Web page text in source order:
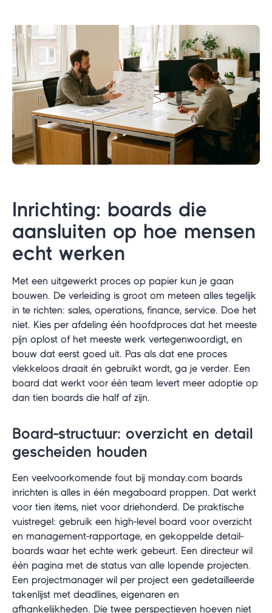
Inrichting: boards die
aansluiten op hoe mensen
echt werken
Met een uitgewerkt proces op papier kun je gaan
bouwen. De verleiding is groot om meteen alles tegelijk
in te richten: sales, operations, finance, service. Doe het
niet. Kies per afdeling één hoofdproces dat het meeste
pijn oplost of het meeste werk vertegenwoordigt, en
bouw dat eerst goed uit. Pas als dat ene proces
vlekkeloos draait én gebruikt wordt, ga je verder. Een
board dat werkt voor één team levert meer adoptie op
dan tien boards die half af zijn.
Board-structuur: overzicht en detail
gescheiden houden
Een veelvoorkomende fout bij monday.com boards
inrichten is alles in één megaboard proppen. Dat werkt
voor tien items, niet voor driehonderd. De praktische
vuistregel: gebruik een high-level board voor overzicht
en management-rapportage, en gekoppelde detail-
boards waar het echte werk gebeurt. Een directeur wil
één pagina met de status van alle lopende projecten.
Een projectmanager wil per project een gedetailleerde
takenlijst met deadlines, eigenaren en
afhankelijkheden. Die twee perspectieven hoeven niet